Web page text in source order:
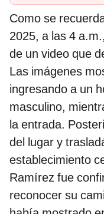
Como se
2025, a las 4
de un video que
Las imágenes
ingresando a un
masculino,
la entrada.
del lugar y
establecimiento
Ramírez fue
reconocer su